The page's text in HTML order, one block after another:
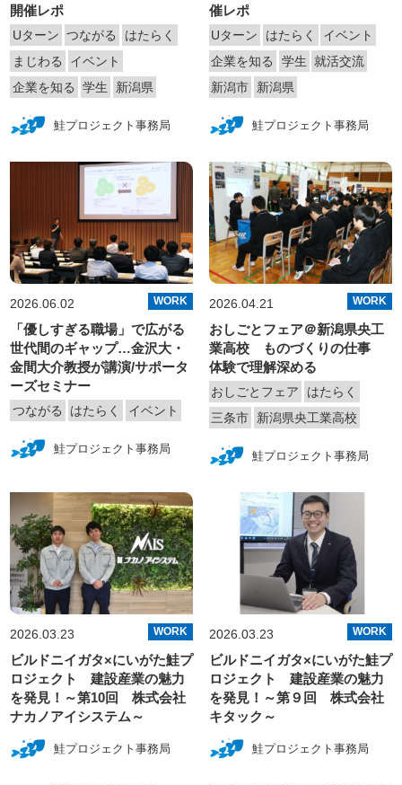
開催レポ
Uターン つながる
はたらく
まじわる
イベント
企業を知る
学生 新潟県
鮭プロジェクト事務局
催レポ
Uターン はたらく
イベント
企業を知る
学生 就活交流
新潟市
新潟県
鮭プロジェクト事務局
2026.06.02 WORK
「優しすぎる職場」で広がる
世代間のギャップ…金沢大・
金間大介教授が講演/サポータ
ーズセミナー
つながる はたらく イベント
鮭プロジェクト事務局
2026.04.21 WORK
おしごとフェア＠新潟県央工
業高校 ものづくりの仕事
体験で理解深める
おしごとフェア
はたらく
三条市
新潟県央工業高校
鮭プロジェクト事務局
2026.03.23 WORK
ビルドニイガタ×にいがた鮭プ
ロジェクト 建設産業の魅力
を発見！～第10回 株式会社
ナカノアイシステム～
鮭プロジェクト事務局
2026.03.23 WORK
ビルドニイガタ×にいがた鮭プ
ロジェクト 建設産業の魅力
を発見！～第９回 株式会社
キタック～
鮭プロジェクト事務局